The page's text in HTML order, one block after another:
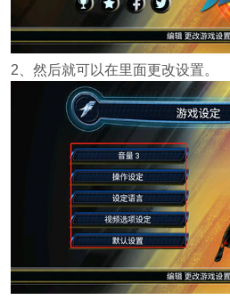
2、然后就可以在里面更改设置。